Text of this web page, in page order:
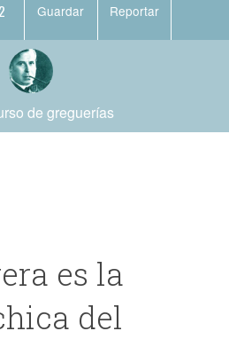
2 Guardar Reportar
de greguerías
es la
del